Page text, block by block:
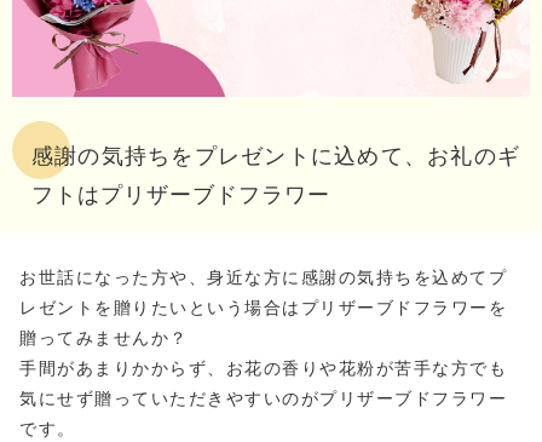
感謝の気持ちをプレゼントに込めて、お礼のギ
フトはプリザーブドフラワー
お世話になった方や、身近な方に感謝の気持ちを込めてプ
レゼントを贈りたいという場合はプリザーブドフラワーを
贈ってみませんか？
手間があまりかからず、お花の香りや花粉が苦手な方でも
気にせず贈っていただきやすいのがプリザーブドフラワー
です。